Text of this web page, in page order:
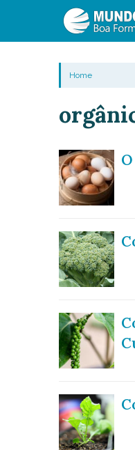
Home